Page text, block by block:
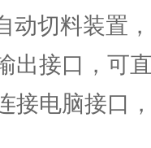
动切料装置
出接口，可
接电脑接口